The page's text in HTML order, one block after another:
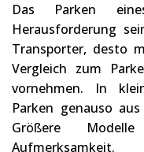
Das Parken
Herausforderung
Transporter, desto
Vergleich zum
vornehmen. In
Parken genauso
Größere
Aufmerksamkeit.